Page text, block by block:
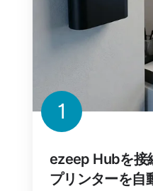
1
ezeep Hubを接
プリンターを自